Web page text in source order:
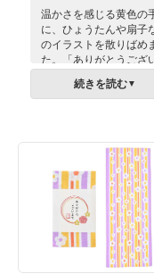
温かさを感じる黄色の
に、ひょうたんや扇子
のイラストを散りばめ
た。「ありがとうござ
た紙帯が特徴で、お世
続きを読む▼